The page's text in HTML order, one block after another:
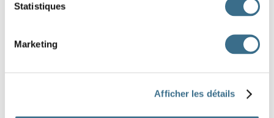
Statistiques
Marketing
Afficher les détails
Fotalia © brgfx